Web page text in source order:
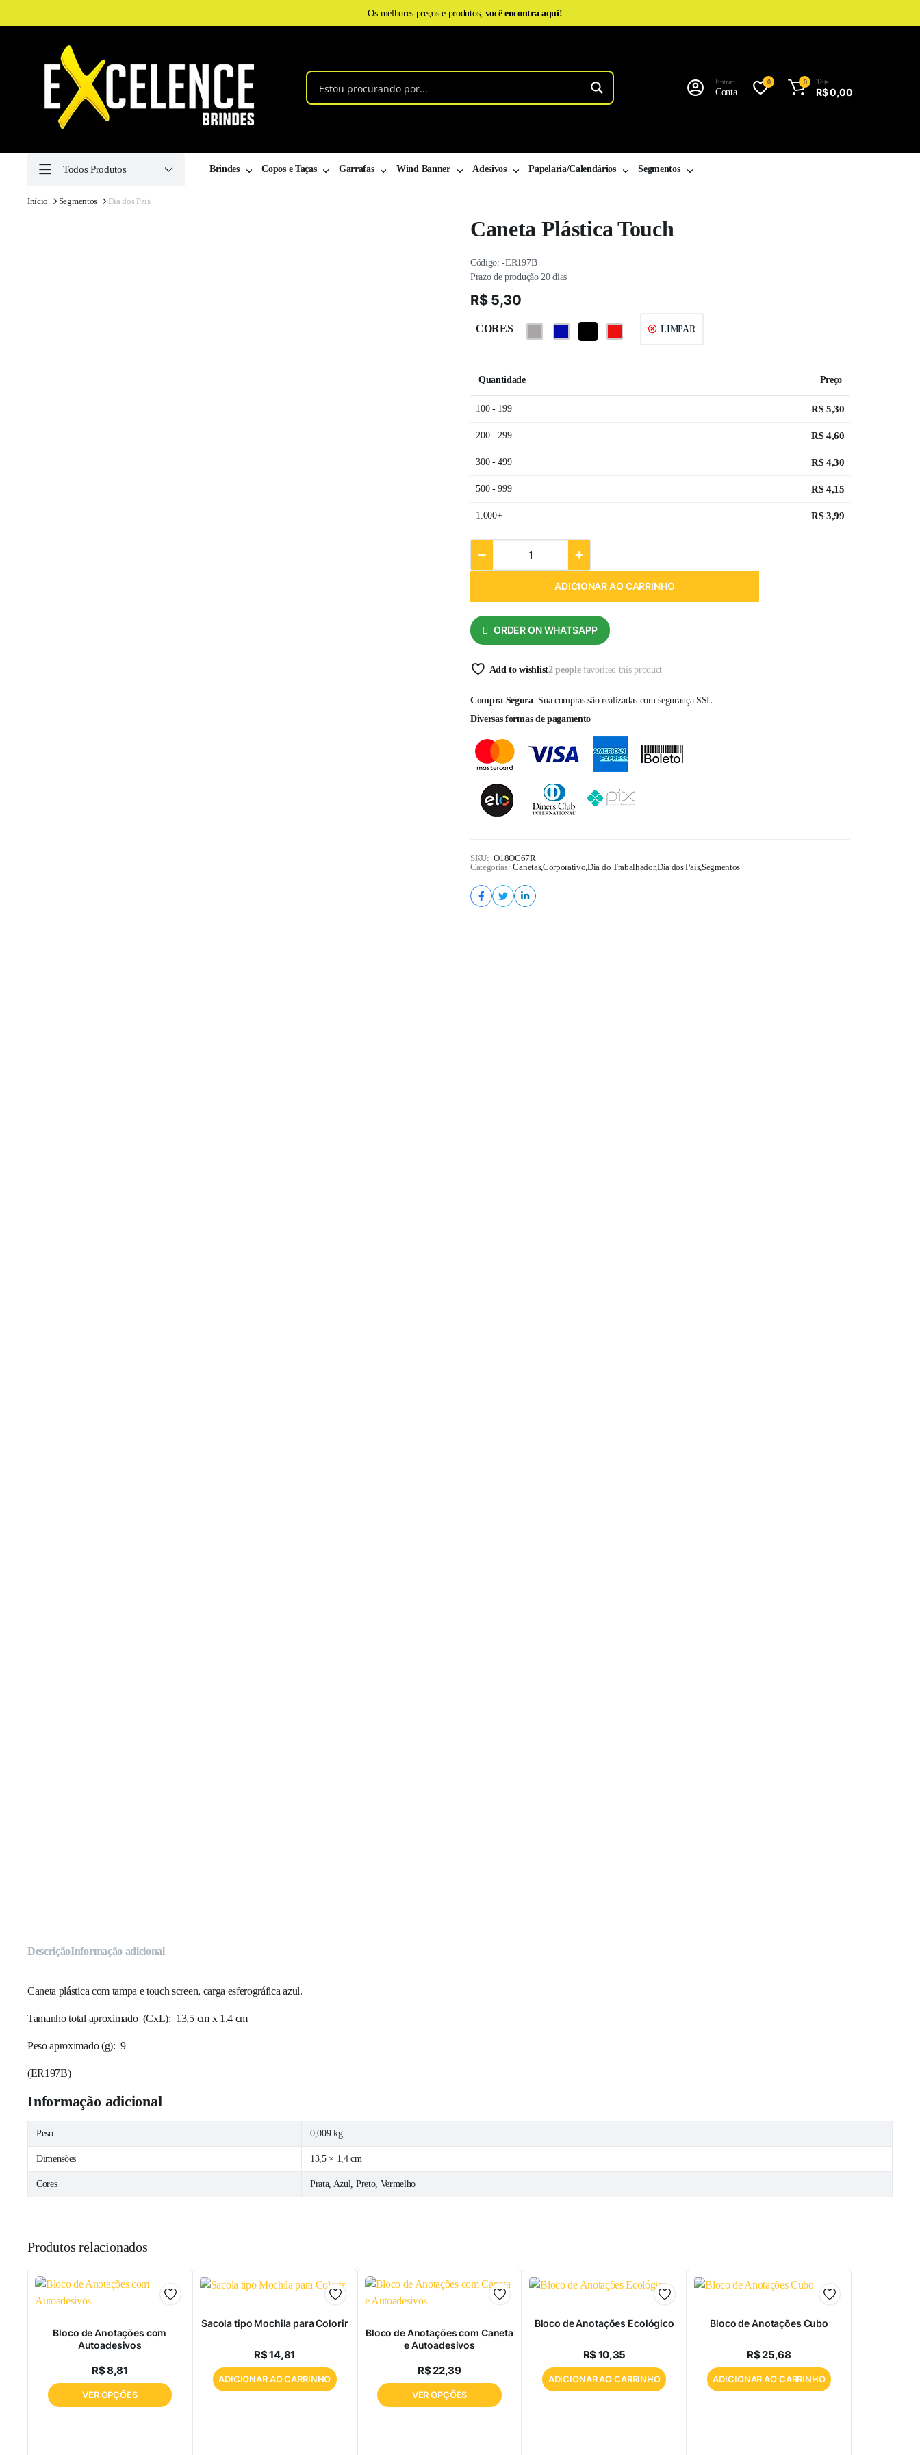
Os melhores preços e produtos, você encontra aqui!
Entrar
Conta
0 0 Total
R$0,00
Todos Produtos Brindes Copos e Taças Garrafas Wind Banner Adesivos Papelaria/Calendários Segmentos
Início Segmentos Dia dos Pais
Caneta Plástica Touch
Código:-ER197B
Prazo de produção 20 dias
R$5,30
CORES LIMPAR
Quantidade Preço
100 - 199 R$ 5,30
200 - 299 R$ 4,60
300 - 499 R$ 4,30
500 - 999 R$ 4,15
1.000+ R$ 3,99
ADICIONAR AO CARRINHO
ORDER ON WHATSAPP
Add to wishlist2 peoplefavorited this product
Compra Segura: Sua compras são realizadas com segurança SSL.
Diversas formas de pagamento
SKU: O18OC67R
Categorias: Canetas,Corporativo,Dia do Trabalhador,Dia dos Pais,Segmentos
DescriçãoInformação adicional
Caneta plástica com tampa e touch screen, carga esferográfica azul.
Tamanho total aproximado (CxL): 13,5 cm x 1,4 cm
Peso aproximado(g): 9
(ER197B)
Informação adicional
Peso 0,009 kg
Dimensões 13,5 × 1,4 cm
Cores Prata, Azul, Preto, Vermelho
Produtos relacionados
Bloco de Anotações com
Autoadesivos
R$8,81
VER OPÇÕES
Sacola tipo Mochila para Colorir
R$14,81
ADICIONAR AO CARRINHO
Bloco de Anotações com Caneta
e Autoadesivos
R$22,39
VER OPÇÕES
Bloco de Anotações Ecológico
R$10,35
ADICIONAR AO CARRINHO
Bloco de Anotações Cubo
R$25,68
ADICIONAR AO CARRINHO